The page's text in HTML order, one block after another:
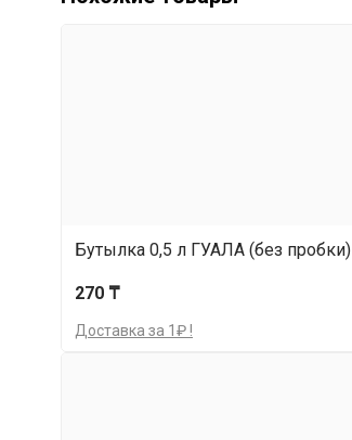
Бутылка 0,5 л ГУАЛА (без пробки)
270 ₸
Доставка за 1₽ !